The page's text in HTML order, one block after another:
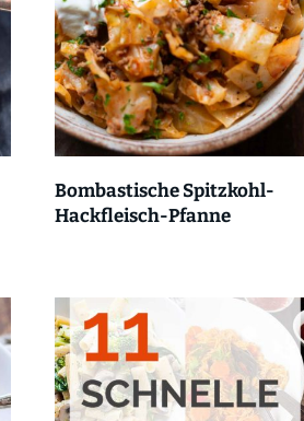
Bombastische Spitzkohl-
Hackfleisch-Pfanne